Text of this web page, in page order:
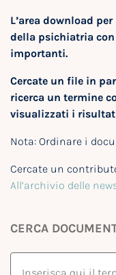
L’area download
della psichiatria
importanti.
Cercate un file in
ricerca un termine
visualizzati i
Nota: Ordinare i
Cercate un
All’archivio delle
CERCA